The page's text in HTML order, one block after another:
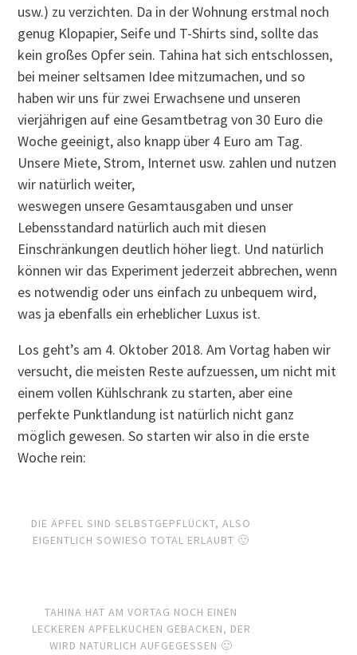
usw.) zu verzichten. Da in der Wohnung erstmal noch
genug Klopapier, Seife und T-Shirts sind, sollte das
kein großes Opfer sein. Tahina hat sich entschlossen,
bei meiner seltsamen Idee mitzumachen, und so
haben wir uns für zwei Erwachsene und unseren
vierjährigen auf eine Gesamtbetrag von 30 Euro die
Woche geeinigt, also knapp über 4 Euro am Tag.
Unsere Miete, Strom, Internet usw. zahlen und nutzen
wir natürlich weiter,
weswegen unsere Gesamtausgaben und unser
Lebensstandard natürlich auch mit diesen
Einschränkungen deutlich höher liegt. Und natürlich
können wir das Experiment jederzeit abbrechen, wenn
es notwendig oder uns einfach zu unbequem wird,
was ja ebenfalls ein erheblicher Luxus ist.
Los geht’s am 4. Oktober 2018. Am Vortag haben wir
versucht, die meisten Reste aufzuessen, um nicht mit
einem vollen Kühlschrank zu starten, aber eine
perfekte Punktlandung ist natürlich nicht ganz
möglich gewesen. So starten wir also in die erste
Woche rein:
DIE ÄPFEL SIND SELBSTGEPFLÜCKT, ALSO
EIGENTLICH SOWIESO TOTAL ERLAUBT 🙂
TAHINA HAT AM VORTAG NOCH EINEN
LECKEREN APFELKUCHEN GEBACKEN, DER
WIRD NATÜRLICH AUFGEGESSEN 🙂